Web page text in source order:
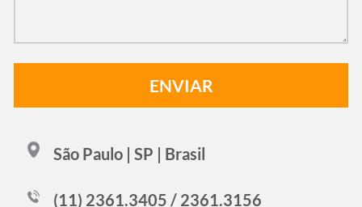
São Paulo | SP | Brasil
(11) 2361.3405 / 2361.3156